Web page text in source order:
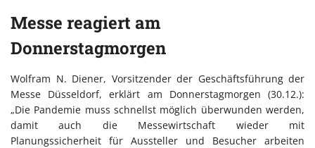
Messe reagiert am
Donnerstagmorgen
Wolfram N. Diener, Vorsitzender der Geschäftsführung der
Messe Düsseldorf, erklärt am Donnerstagmorgen (30.12.):
„Die Pandemie muss schnellst möglich überwunden werden,
damit auch die Messewirtschaft wieder mit
Planungssicherheit für Aussteller und Besucher arbeiten